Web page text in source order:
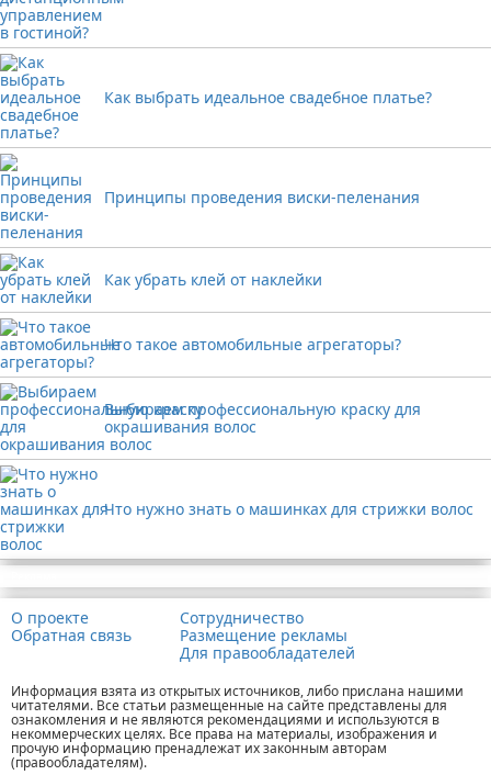
Как выбрать идеальное свадебное платье?
Принципы проведения виски-пеленания
Как убрать клей от наклейки
Что такое автомобильные агрегаторы?
Выбираем профессиональную краску для
окрашивания волос
Что нужно знать о машинках для стрижки волос
О проекте
Обратная связь
Сотрудничество
Размещение рекламы
Для правообладателей
Информация взята из открытых источников, либо прислана нашими
читателями. Все статьи размещенные на сайте представлены для
ознакомления и не являются рекомендациями и используются в
некоммерческих целях. Все права на материалы, изображения и
прочую информацию пренадлежат их законным авторам
(правообладателям).